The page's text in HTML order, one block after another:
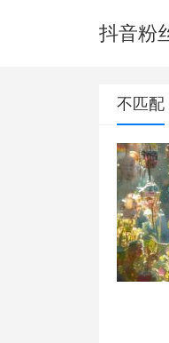
抖音粉
不匹配